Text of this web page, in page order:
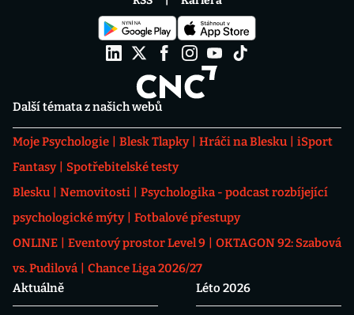
Další témata z našich webů
Moje Psychologie Blesk Tlapky Hráči na Blesku
iSport
Fantasy
Spotřebitelské testy
Blesku
Nemovitosti
Psychologika - podcast rozbíjející
psychologické mýty
Fotbalové přestupy
ONLINE
Eventový prostor Level 9
OKTAGON 92: Szabová
vs. Pudilová
Chance Liga 2026/27
Aktuálně
Léto 2026